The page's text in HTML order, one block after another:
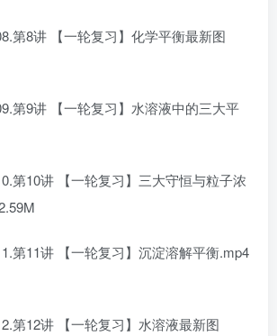
8讲 【一轮复习】化学平衡最新图
9讲 【一轮复习】水溶液中的三大平
10讲 【一轮复习】三大守恒与粒子浓
11讲 【一轮复习】沉淀溶解平衡.mp4
12讲 【一轮复习】水溶液最新图